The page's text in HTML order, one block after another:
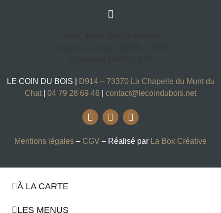
LE COIN DU BOIS |
D914 – 73370 La Chapelle du Mont du
Chat
04 79 28 69 46 contact@lecoindubois.net
Mentions légales – CGV – Réalisé par La Box Créative
À LA CARTE
LES MENUS